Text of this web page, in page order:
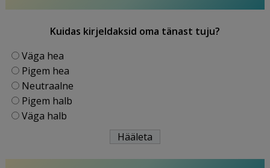
Kuidas kirjeldaksid oma tänast tuju?
Väga hea
Pigem hea
Neutraalne
Pigem halb
Väga halb